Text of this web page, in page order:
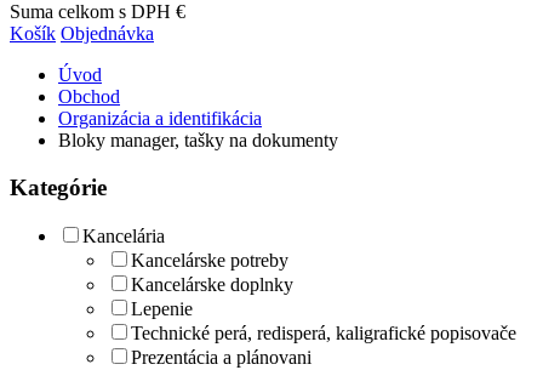
Suma celkom s DPH €
Košík Objednávka
Úvod
Obchod
Organizácia a identifikácia
Bloky manager, tašky na dokumenty
Kategórie
Kancelária
Kancelárske potreby
Kancelárske doplnky
Lepenie
Technické perá, redisperá, kaligrafické popisovače
Prezentácia a plánovani